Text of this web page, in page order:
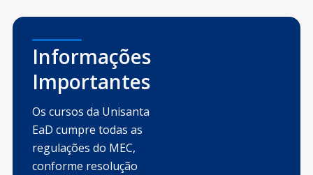
Informações
Importantes
Os cursos da Unisanta
EaD cumpre todas as
regulações do MEC,
conforme resolução